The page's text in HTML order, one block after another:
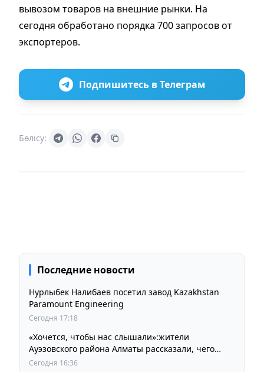
вывозом товаров на внешние рынки. На
сегодня обработано порядка 700 запросов от
экспортеров.
Подпишитесь в Телеграм
Бөлісу:
Последние новости
Нурлыбек Налибаев посетил завод Kazakhstan
Paramount Engineering
Сегодня 17:18
«Хочется, чтобы нас слышали»:жители
Ауэзовского района Алматы рассказали, чего
ждут от выборов депутатов Курултая
Сегодня 16:36